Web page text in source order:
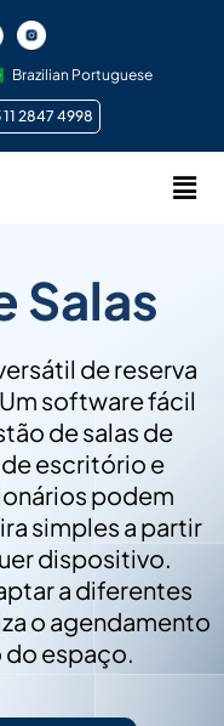
Brazilian Portuguese
11 2847 4998
Salas
de reserva
software fácil
de salas de
escritório e
podem
simples a partir
dispositivo.
a diferentes
o agendamento
do espaço.